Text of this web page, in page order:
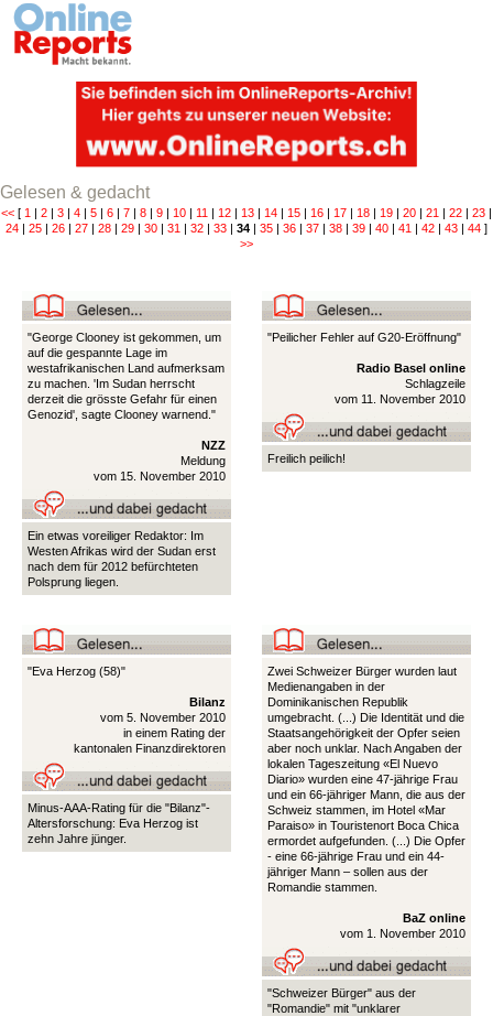
Gelesen & gedacht
<< [ 1 | 2 | 3 | 4 | 5 | 6 | 7 | 8 | 9 | 10 | 11 | 12 | 13 | 14 | 15 | 16 | 17 | 18 | 19 | 20 | 21 | 22 | 23 |
24 | 25 | 26 | 27 | 28 | 29 | 30 | 31 | 32 | 33 | 34 | 35 | 36 | 37 | 38 | 39 | 40 | 41 | 42 | 43 | 44 ]
>>
"George Clooney ist gekommen, um
auf die gespannte Lage im
westafrikanischen Land aufmerksam
zu machen. 'Im Sudan herrscht
derzeit die grösste Gefahr für einen
Genozid', sagte Clooney warnend."
NZZ
Meldung
vom 15. November 2010
Ein etwas voreiliger Redaktor: Im
Westen Afrikas wird der Sudan erst
nach dem für 2012 befürchteten
Polsprung liegen.
"Peilicher Fehler auf G20-Eröffnung"
Radio Basel online
Schlagzeile
vom 11. November 2010
Freilich peilich!
"Eva Herzog (58)"
Bilanz
vom 5. November 2010
in einem Rating der
kantonalen Finanzdirektoren
Minus-AAA-Rating für die "Bilanz"-
Altersforschung: Eva Herzog ist
zehn Jahre jünger.
Zwei Schweizer Bürger wurden laut
Medienangaben in der
Dominikanischen Republik
umgebracht. (...) Die Identität und die
Staatsangehörigkeit der Opfer seien
aber noch unklar. Nach Angaben der
lokalen Tageszeitung «El Nuevo
Diario» wurden eine 47-jährige Frau
und ein 66-jähriger Mann, die aus der
Schweiz stammen, im Hotel «Mar
Paraiso» in Touristenort Boca Chica
ermordet aufgefunden. (...) Die Opfer
- eine 66-jährige Frau und ein 44-
jähriger Mann – sollen aus der
Romandie stammen.
BaZ online
vom 1. November 2010
"Schweizer Bürger" aus der
"Romandie" mit "unklarer